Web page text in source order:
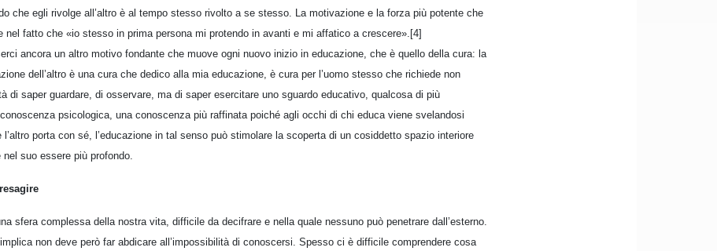
che egli rivolge all’altro è al tempo stesso rivolto a se stesso. La motivazione e la forza più potente che
nel fatto che «io stesso in prima persona mi protendo in avanti e mi affatico a crescere».[4]
ancora un altro motivo fondante che muove ogni nuovo inizio in educazione, che è quello della cura: la
dell’altro è una cura che dedico alla mia educazione, è cura per l’uomo stesso che richiede non
di saper guardare, di osservare, ma di saper esercitare uno sguardo educativo, qualcosa di più
psicologica, una conoscenza più raffinata poiché agli occhi di chi educa viene svelandosi
porta con sé, l’educazione in tal senso può stimolare la scoperta di un cosiddetto spazio interiore
suo essere più profondo.
sfera complessa della nostra vita, difficile da decifrare e nella quale nessuno può penetrare dall’esterno.
non deve però far abdicare all’impossibilità di conoscersi. Spesso ci è difficile comprendere cosa